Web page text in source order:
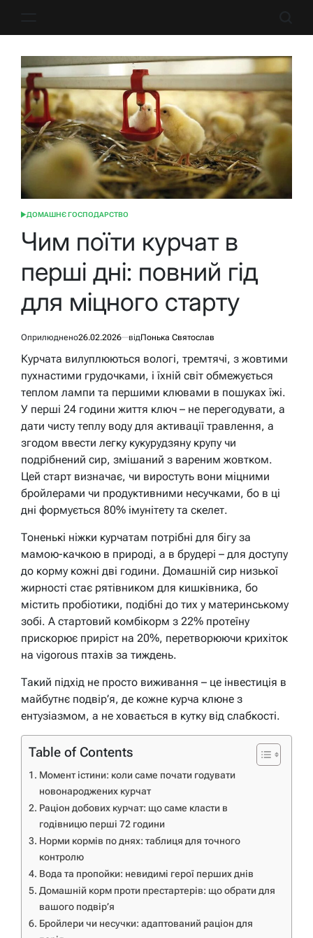
ОПУБЛІКУВАТИ
ДОМАШНЄ ГОСПОДАРСТВО
Чим поїти курчат в
перші дні: повний гід
для міцного старту
Оприлюднено26.02.2026 відПонька Святослав
Курчата вилуплюються вологі, тремтячі, з жовтими
пухнастими грудочками, і їхній світ обмежується
теплом лампи та першими клювами в пошуках їжі.
У перші 24 години життя ключ – не перегодувати, а
дати чисту теплу воду для активації травлення, а
згодом ввести легку кукурудзяну крупу чи
подрібнений сир, змішаний з вареним жовтком.
Цей старт визначає, чи виростуть вони міцними
бройлерами чи продуктивними несучками, бо в ці
дні формується 80% імунітету та скелет.
Тоненькі ніжки курчатам потрібні для бігу за
мамою-качкою в природі, а в брудері – для доступу
до корму кожні дві години. Домашній сир низької
жирності стає рятівником для кишківника, бо
містить пробіотики, подібні до тих у материнському
зобі. А стартовий комбікорм з 22% протеїну
прискорює приріст на 20%, перетворюючи крихіток
на vigorous птахів за тиждень.
Такий підхід не просто виживання – це інвестиція в
майбутнє подвір’я, де кожне курча клюне з
ентузіазмом, а не ховається в кутку від слабкості.
Table of Contents
Момент істини: коли саме почати годувати
новонароджених курчат
Раціон добових курчат: що саме класти в
годівницю перші 72 години
Норми кормів по днях: таблиця для точного
контролю
Вода та пропойки: невидимі герої перших днів
Домашній корм проти престартерів: що обрати для
вашого подвір’я
Бройлери чи несучки: адаптований раціон для